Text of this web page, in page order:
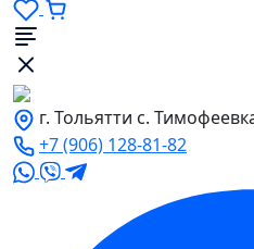
г. Тольятти с.
+7 (906) 128-81-82